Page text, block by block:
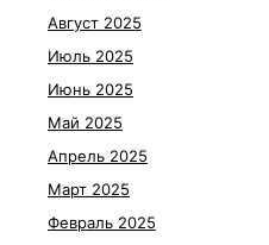
Август 2025
Июль 2025
Июнь 2025
Май 2025
Апрель 2025
Март 2025
Февраль 2025